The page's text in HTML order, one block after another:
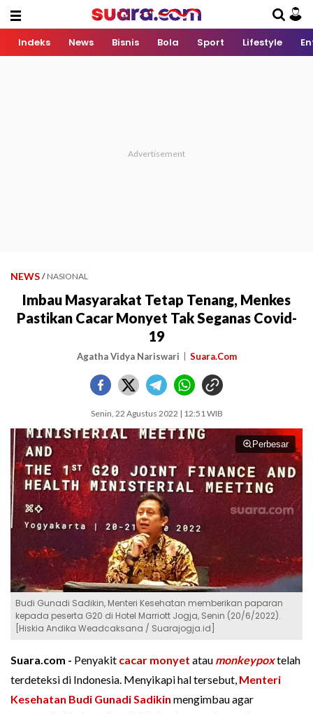
Indeks News Bisnis Bola Sport Lifestyle
NEWS / NASIONAL
Imbau Masyarakat Tetap Tenang, Menkes
Pastikan Cacar Monyet Tak Seganas Covid-
19
Agatha Vidya Nariswari Suara.Com
Senin, 22 Agustus 2022 | 12:51 WIB
Perbesar
Budi Gunadi Sadikin, Menteri Kesehatan memberikan paparan
kepada peserta G20 di Hotel Marriott Jogja, Senin (20/6/2022).
[Hiskia Andika Weadcaksana / Suarajogja.id]
Suara.com - Penyakit cacar monyet atau monkeypoxtelah
terdeteksi di Indonesia. Menyikapi hal tersebut, Menteri
Kesehatan Budi Gunadi Sadikin mengimbau agar